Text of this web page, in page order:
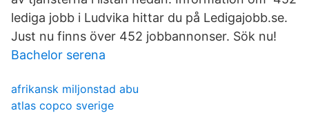
lediga jobb i Ludvika hittar du på Ledigajobb.se.
Just nu finns över 452 jobbannonser. Sök nu!
Bachelor serena
afrikansk miljonstad abu
atlas copco sverige